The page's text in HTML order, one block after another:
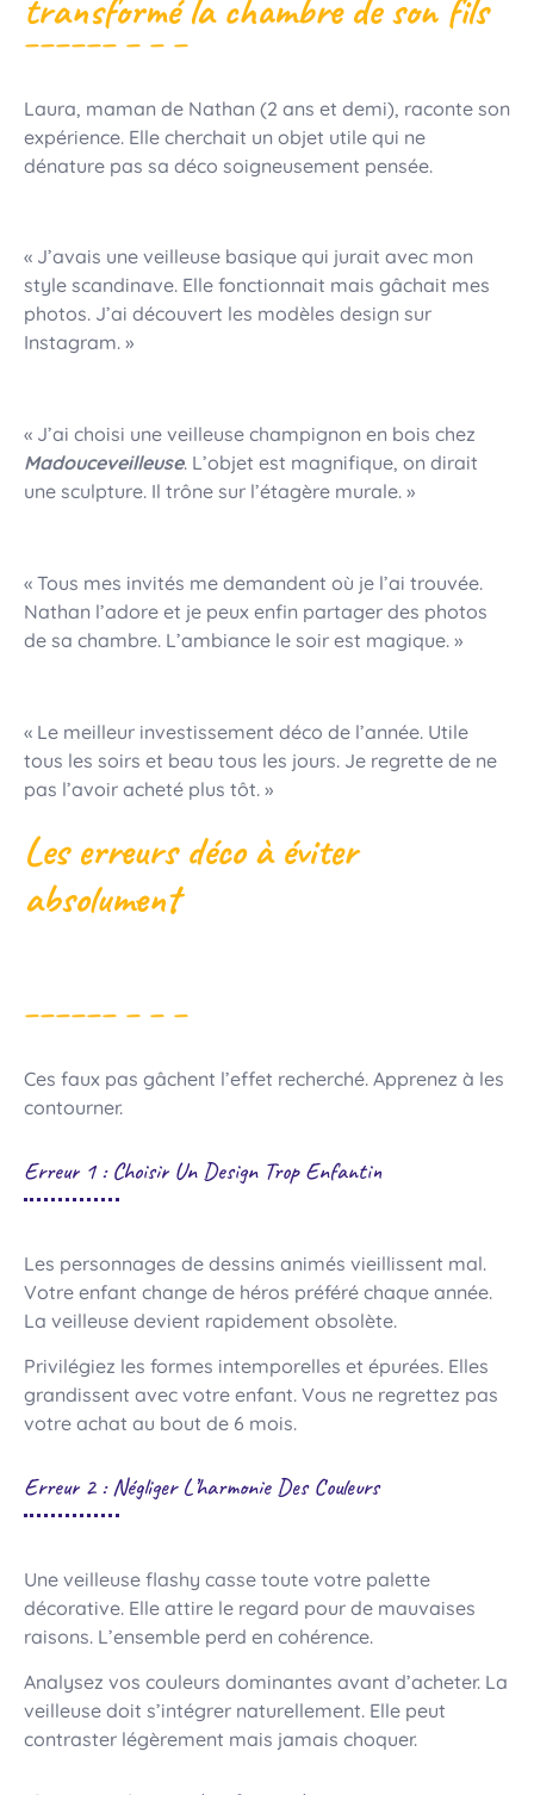
Laura, maman de Nathan (2 ans et demi), raconte son
expérience. Elle cherchait un objet utile qui ne
dénature pas sa déco soigneusement pensée.
« J’avais une veilleuse basique qui jurait avec mon
style scandinave. Elle fonctionnait mais gâchait mes
photos. J’ai découvert les modèles design sur
Instagram. »
« J’ai choisi une veilleuse champignon en bois chez
Madouceveilleuse. L’objet est magnifique, on dirait
une sculpture. Il trône sur l’étagère murale. »
« Tous mes invités me demandent où je l’ai trouvée.
Nathan l’adore et je peux enfin partager des photos
de sa chambre. L’ambiance le soir est magique. »
« Le meilleur investissement déco de l’année. Utile
tous les soirs et beau tous les jours. Je regrette de ne
pas l’avoir acheté plus tôt. »
Les erreurs déco à éviter
absolument
Ces faux pas gâchent l’effet recherché. Apprenez à les
contourner.
Erreur 1 : Choisir Un Design Trop Enfantin
Les personnages de dessins animés vieillissent mal.
Votre enfant change de héros préféré chaque année.
La veilleuse devient rapidement obsolète.
Privilégiez les formes intemporelles et épurées. Elles
grandissent avec votre enfant. Vous ne regrettez pas
votre achat au bout de 6 mois.
Erreur 2 : Négliger L’harmonie Des Couleurs
Une veilleuse flashy casse toute votre palette
décorative. Elle attire le regard pour de mauvaises
raisons. L’ensemble perd en cohérence.
Analysez vos couleurs dominantes avant d’acheter. La
veilleuse doit s’intégrer naturellement. Elle peut
contraster légèrement mais jamais choquer.